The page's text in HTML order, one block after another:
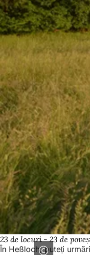
23 de locuri - 23 de
În Heßloch, puteți